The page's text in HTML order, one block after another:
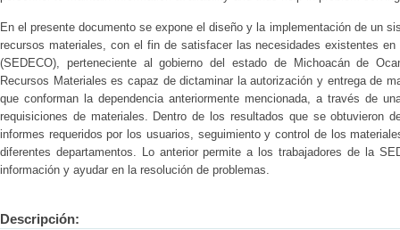
En el presente documento se expone el diseño y la implementación de un
recursos materiales, con el fin de satisfacer las necesidades existentes
(SEDECO), perteneciente al gobierno del estado de Michoacán de
Recursos Materiales es capaz de dictaminar la autorización y entrega de
que conforman la dependencia anteriormente mencionada, a través de
requisiciones de materiales. Dentro de los resultados que se obtuvieron
informes requeridos por los usuarios, seguimiento y control de los
diferentes departamentos. Lo anterior permite a los trabajadores de la
información y ayudar en la resolución de problemas.
Descripción: